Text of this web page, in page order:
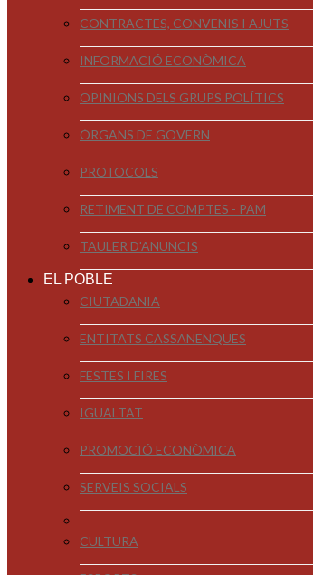
CONTRACTES, CONVENIS I AJUTS
INFORMACIÓ ECONÒMICA
OPINIONS DELS GRUPS POLÍTICS
ÒRGANS DE GOVERN
PROTOCOLS
RETIMENT DE COMPTES - PAM
TAULER D'ANUNCIS
EL POBLE
CIUTADANIA
ENTITATS CASSANENQUES
FESTES I FIRES
IGUALTAT
PROMOCIÓ ECONÒMICA
SERVEIS SOCIALS
CULTURA